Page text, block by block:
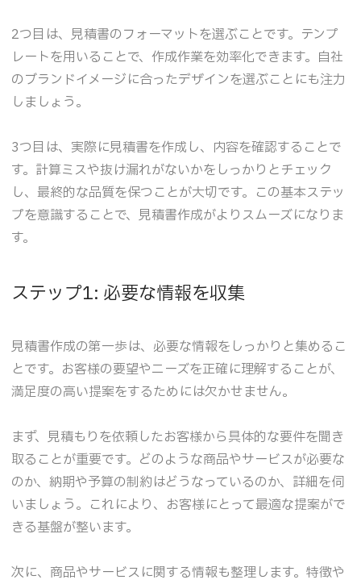
2つ目は、見積書のフォーマットを選ぶことです。テンプ
レートを用いることで、作成作業を効率化できます。自社
のブランドイメージに合ったデザインを選ぶことにも注力
しましょう。
3つ目は、実際に見積書を作成し、内容を確認することで
す。計算ミスや抜け漏れがないかをしっかりとチェック
し、最終的な品質を保つことが大切です。この基本ステッ
プを意識することで、見積書作成がよりスムーズになりま
す。
ステップ1: 必要な情報を収集
見積書作成の第一歩は、必要な情報をしっかりと集めるこ
とです。お客様の要望やニーズを正確に理解することが、
満足度の高い提案をするためには欠かせません。
まず、見積もりを依頼したお客様から具体的な要件を聞き
取ることが重要です。どのような商品やサービスが必要な
のか、納期や予算の制約はどうなっているのか、詳細を伺
いましょう。これにより、お客様にとって最適な提案がで
きる基盤が整います。
次に、商品やサービスに関する情報も整理します。特徴や